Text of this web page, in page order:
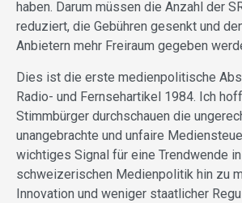
haben. Darum müssen die Anzahl der
reduziert, die Gebühren gesenkt und
Anbietern mehr Freiraum gegeben
Dies ist die erste medienpolitische
Radio- und Fernsehartikel 1984. Ich
Stimmbürger durchschauen die
unangebrachte und unfaire
wichtiges Signal für eine Trendwende
schweizerischen Medienpolitik hin zu
Innovation und weniger staatlicher